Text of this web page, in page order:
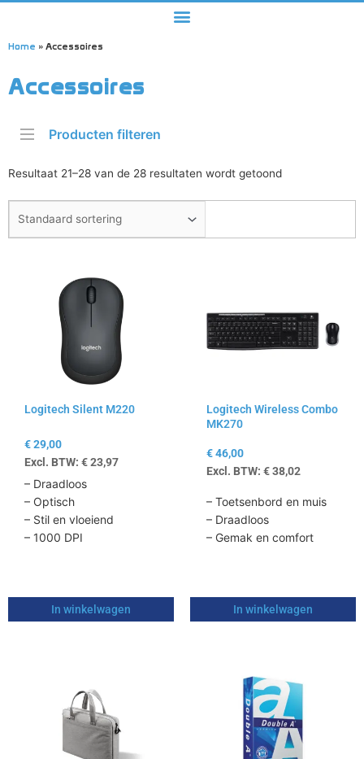
Home » Accessoires
Accessoires
Producten filteren
Resultaat 21–28 van de 28 resultaten wordt getoond
Logitech Silent M220
€29,00
Excl. BTW: €23,97
– Draadloos
– Optisch
– Stil en vloeiend
– 1000 DPI
In winkelwagen
Logitech Wireless Combo
MK270
€46,00
Excl. BTW: €38,02
– Toetsenbord en muis
– Draadloos
– Gemak en comfort
In winkelwagen